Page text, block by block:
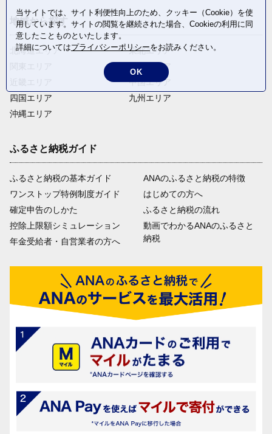
地域から探す
北海道エリア
四国エリア
沖縄エリア
東北エリア
中部エリア
中国エリア
九州エリア
ふるさと納税ガイド
ふるさと納税の基本ガイド
ワンストップ特例制度ガイド
確定申告のしかた
控除上限額シミュレーション
年金受給者・自営業者の方へ
ANAのふるさと納税の特徴
はじめての方へ
ふるさと納税の流れ
動画でわかるANAのふるさと
納税
当サイトでは、サイト利便性向上のため、クッキー（Cookie）を使
用しています。サイトの閲覧を継続された場合、Cookieの利用に同
意したことものといたします。
詳細についてはプライバシーポリシーをお読みください。
OK